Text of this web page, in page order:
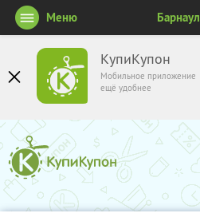
КупиКупон
Мобильное приложение
ещё удобнее
Меню Барнаул